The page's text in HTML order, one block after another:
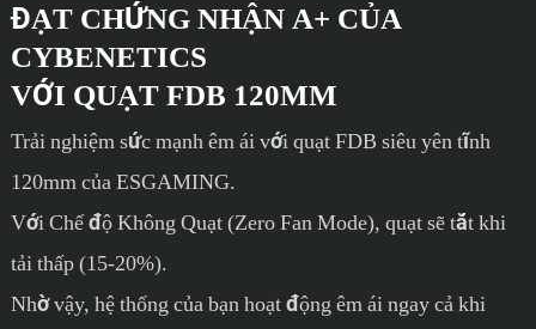
ĐẠT CHỨNG NHẬN A+ CỦA
CYBENETICS
VỚI QUẠT FDB 120MM
Trải nghiệm sức mạnh êm ái với quạt FDB siêu yên tĩnh
120mm của ESGAMING.
Với Chế độ Không Quạt (Zero Fan Mode), quạt sẽ tắt khi
tải thấp (15-20%).
Nhờ vậy, hệ thống của bạn hoạt động êm ái ngay cả khi